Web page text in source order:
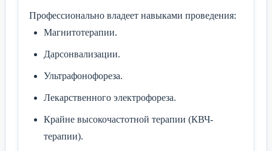
Профессионально владеет навыками проведения:
Магнитотерапии.
Дарсонвализации.
Ультрафонофореза.
Лекарственного электрофореза.
Крайне высокочастотной терапии (КВЧ-
терапии).